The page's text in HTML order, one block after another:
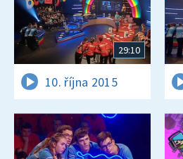
29:10
10. října 2015